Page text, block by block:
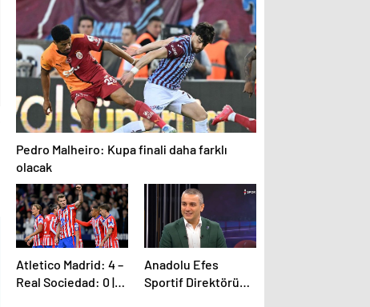
istiyoruz!
Pedro Malheiro: Kupa finali daha farklı
olacak
Atletico Madrid: 4 –
Real Sociedad: 0 |
Anadolu Efes
Sportif Direktörü